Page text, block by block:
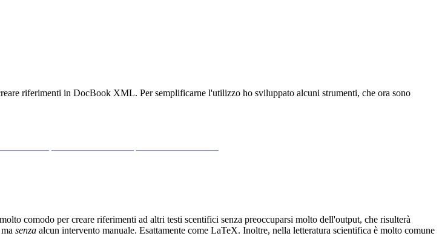
riferimenti in DocBook XML. Per semplificarne l'utilizzo ho sviluppato alcuni strumenti, che ora sono
comodo per creare riferimenti ad altri testi scentifici senza preoccuparsi molto dell'output, che risulterà
senza alcun intervento manuale. Esattamente come LaTeX. Inoltre, nella letteratura scientifica è molto comune